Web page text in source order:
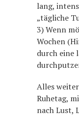
lang,
„tägliche
3) Wenn
Wochen
durch eine
Alles
Ruhetag,
nach Lust,